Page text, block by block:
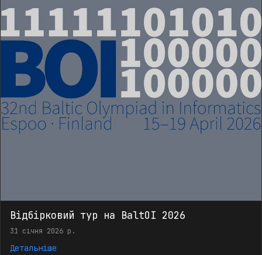
Відбірковий тур на BaltOI 2026
31 січня 2026 р.
Детальніше